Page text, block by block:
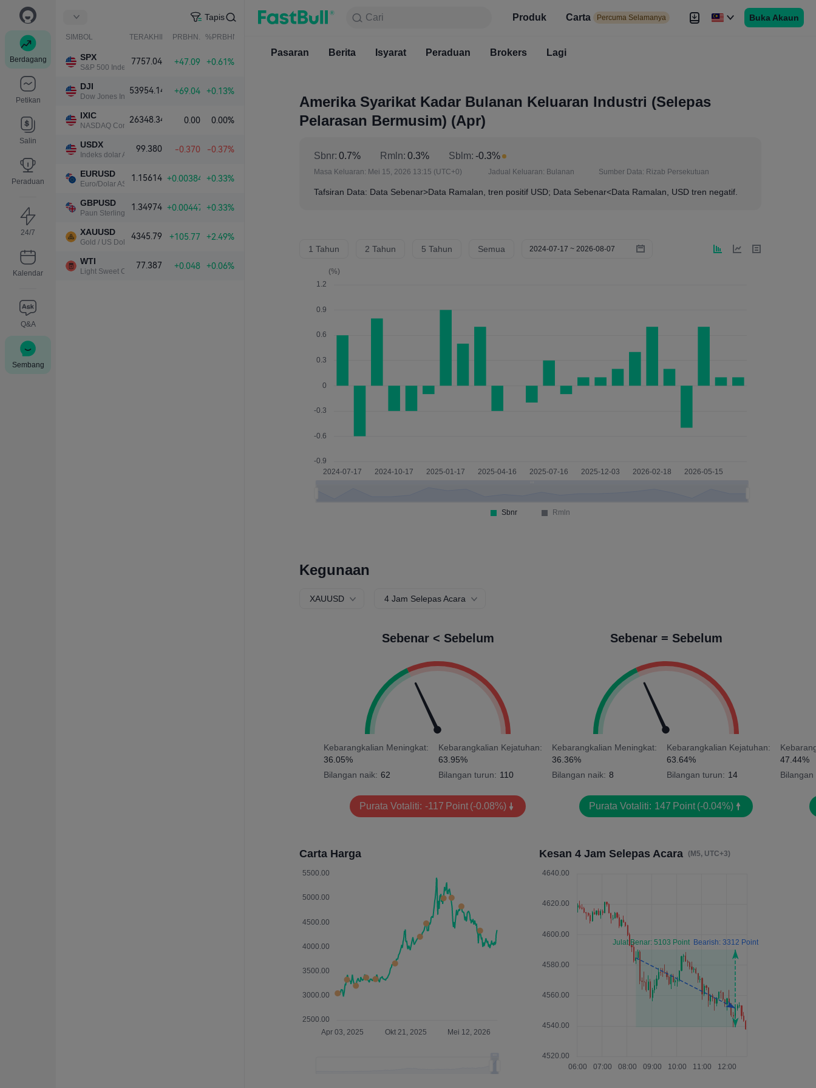
Berdagang
Petikan
Salin
Peraduan
24/7
Kalendar
Q&A
Sembang
Tapis
SIMBOL TERAKHIR PRBHN. %PRBHN.
SPX
S&P 500 Index
7757.04 +47.09 +0.61%
DJI
Dow Jones Industrial Average
53954.14 +69.04 +0.13%
IXIC
NASDAQ Composite Index
26348.34 0.00 0.00%
USDX
Indeks dolar A.S.
99.380 -0.370 -0.37%
EURUSD
Euro/Dolar AS
1.15614 +0.00384 +0.33%
GBPUSD
Paun Sterling/Dolar AS
1.34974 +0.00447 +0.33%
XAUUSD
Gold / US Dollar
4345.79 +105.77 +2.49%
WTI
Light Sweet Crude Oil
77.387 +0.048 +0.06%
Cari Produk Carta Percuma Selamanya
Pasaran Berita Isyarat Peraduan
Buka Akaun
Cari
Percuma Selamanya
Pasaran Berita Isyarat Peraduan Brokers Lagi
Amerika Syarikat Kadar Bulanan Keluaran Industri (Selepas
Pelarasan Bermusim) (Apr)
Sbnr: 0.7% Rmln: 0.3% Sblm: -0.3%
Masa Keluaran: Mei 15, 2026 13:15 (UTC+0) Jadual Keluaran: Bulanan Sumber Data: Rizab Persekutuan
Tafsiran Data: Data Sebenar>Data Ramalan, tren positif USD; Data Sebenar<Data Ramalan, USD tren negatif.
1 Tahun 2 Tahun 5 Tahun Semua
Kegunaan
XAUUSD 4 Jam Selepas Acara
Sebenar < Sebelum
Kebarangkalian Meningkat:
36.05%
Bilangan naik: 62
Kebarangkalian Kejatuhan:
63.95%
Bilangan turun: 110
Purata Votaliti: -117 Point (-0.08%)
Sebenar = Sebelum
Kebarangkalian Meningkat:
36.36%
Bilangan naik: 8
Kebarangkalian Kejatuhan:
63.64%
Bilangan turun: 14
Purata Votaliti: 147 Point (-0.04%)
47.44%
Bilangan
Carta Harga Kesan 4 Jam Selepas Acara (M5, UTC+3)